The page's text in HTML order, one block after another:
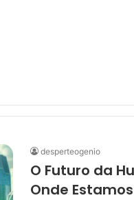
desperteogenio
O Futuro da
Onde